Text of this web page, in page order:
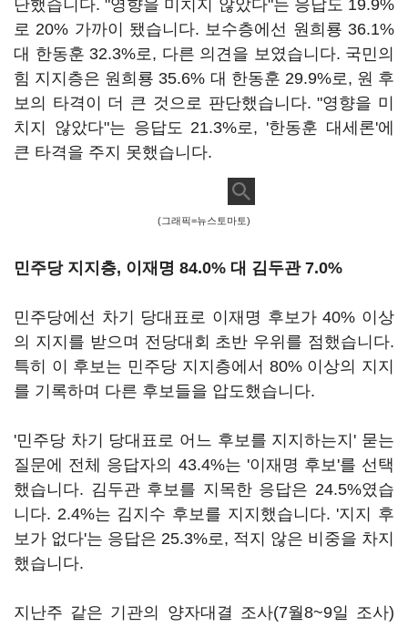
단했습니다. "영향을 미치지 않았다"는 응답도 19.9%
로 20% 가까이 됐습니다. 보수층에선 원희룡 36.1%
대 한동훈 32.3%로, 다른 의견을 보였습니다. 국민의
힘 지지층은 원희룡 35.6% 대 한동훈 29.9%로, 원 후
보의 타격이 더 큰 것으로 판단했습니다. "영향을 미
치지 않았다"는 응답도 21.3%로, '한동훈 대세론'에
큰 타격을 주지 못했습니다.
(그래픽=뉴스토마토)
민주당 지지층, 이재명 84.0% 대 김두관 7.0%
민주당에선 차기 당대표로 이재명 후보가 40% 이상
의 지지를 받으며 전당대회 초반 우위를 점했습니다.
특히 이 후보는 민주당 지지층에서 80% 이상의 지지
를 기록하며 다른 후보들을 압도했습니다.
'민주당 차기 당대표로 어느 후보를 지지하는지' 묻는
질문에 전체 응답자의 43.4%는 '이재명 후보'를 선택
했습니다. 김두관 후보를 지목한 응답은 24.5%였습
니다. 2.4%는 김지수 후보를 지지했습니다. '지지 후
보가 없다'는 응답은 25.3%로, 적지 않은 비중을 차지
했습니다.
지난주 같은 기관의 양자대결 조사(7월8~9일 조사)